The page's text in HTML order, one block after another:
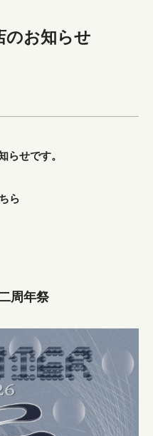
のお知らせ
らせです。
ら
周年祭